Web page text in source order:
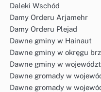
Daleki Wschód
Damy Orderu Arjamehr
Damy Orderu Plejad
Dawne gminy w Hainaut
Dawne gminy w okręgu
Dawne gminy w
Dawne gromady w
Dawne gromady w